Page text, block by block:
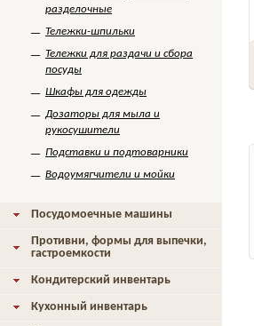
разделочные
Тележки-шпильки
Тележки для раздачи и сбора
посуды
Шкафы для одежды
Дозаторы для мыла и
рукосушители
Подставки и подтоварники
Водоумягчители и мойки
Посудомоечные машины
Противни, формы для выпечки,
гастроемкости
Кондитерский инвентарь
Кухонный инвентарь